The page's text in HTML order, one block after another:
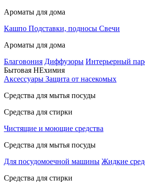
Ароматы для дома
Кашпо Подставки, подносы Свечи
Ароматы для дома
Благовония Диффузоры Интерьерный
Бытовая НЕхимия
Аксессуары Защита от насекомых
Средства для мытья посуды
Средства для стирки
Чистящие и моющие средства
Средства для мытья посуды
Для посудомоечной машины Жидкие
Средства для стирки